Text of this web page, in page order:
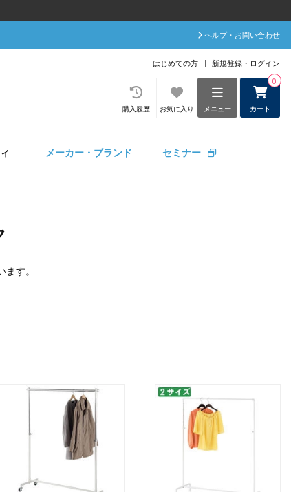
ヘルプ・お問い合わせ
はじめての方 新規登録・ログイン
カート
0
メニュー
お気に入り
購入履歴
メーカー・ブランド セミナー
ます。